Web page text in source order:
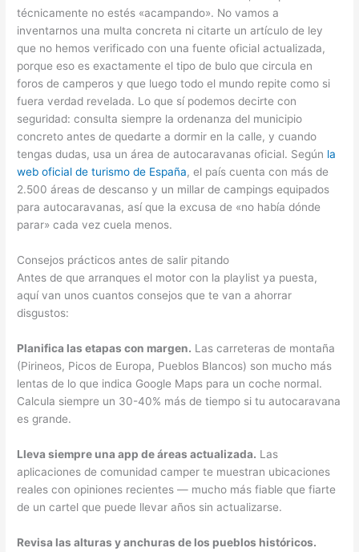
técnicamente no estés «acampando». No vamos a
inventarnos una multa concreta ni citarte un artículo de ley
que no hemos verificado con una fuente oficial actualizada,
porque eso es exactamente el tipo de bulo que circula en
foros de camperos y que luego todo el mundo repite como si
fuera verdad revelada. Lo que sí podemos decirte con
seguridad: consulta siempre la ordenanza del municipio
concreto antes de quedarte a dormir en la calle, y cuando
tengas dudas, usa un área de autocaravanas oficial. Según la
web oficial de turismo de España, el país cuenta con más de
2.500 áreas de descanso y un millar de campings equipados
para autocaravanas, así que la excusa de «no había dónde
parar» cada vez cuela menos.
Consejos prácticos antes de salir pitando
Antes de que arranques el motor con la playlist ya puesta,
aquí van unos cuantos consejos que te van a ahorrar
disgustos:
Planifica las etapas con margen. Las carreteras de montaña
(Pirineos, Picos de Europa, Pueblos Blancos) son mucho más
lentas de lo que indica Google Maps para un coche normal.
Calcula siempre un 30-40% más de tiempo si tu autocaravana
es grande.
Lleva siempre una app de áreas actualizada. Las
aplicaciones de comunidad camper te muestran ubicaciones
reales con opiniones recientes — mucho más fiable que fiarte
de un cartel que puede llevar años sin actualizarse.
Revisa las alturas y anchuras de los pueblos históricos.